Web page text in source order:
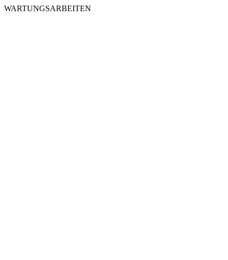
WARTUNGSARBEITEN